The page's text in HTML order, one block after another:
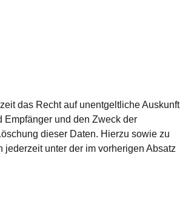
das Recht auf unentgeltliche Auskunft
Empfänger und den Zweck der
dieser Daten. Hierzu sowie zu
unter der im vorherigen Absatz